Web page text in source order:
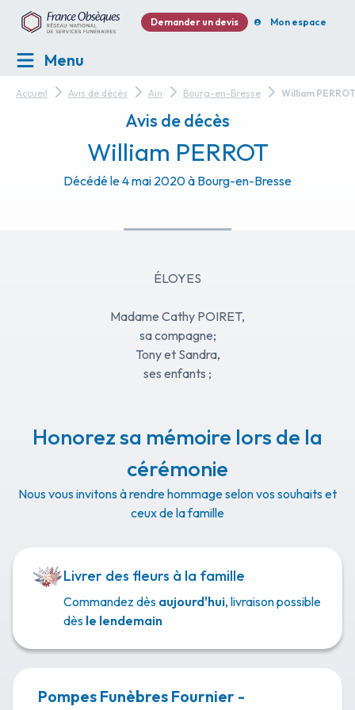
Demander un devis Mon espace
Menu
Accueil Avis de décès Ain Bourg-en-Bresse William PERROT
Avis de décès
William PERROT
Décédé le 4 mai 2020 à Bourg-en-Bresse
ÉLOYES
Madame Cathy POIRET,
sa compagne;
Tony et Sandra,
ses enfants ;
Steve et Allan,
ses neveux ;
Toute la famille et les amis,
ont la tristesse de vous faire part du décès de
Cet avis tient lieu de faire-part et de remerciements.
William repose à la Maison Funéraire d’Éloyes 9,
La famille tient à remercier toutes les infirmières
Honorez sa mémoire lors de la
cérémonie
Nous vous invitons à rendre hommage selon vos souhaits et
ceux de la famille
Livrer des fleurs à la famille
Commandez dès aujourd'hui, livraison possible
dès le lendemain
Pompes Funèbres Fournier -